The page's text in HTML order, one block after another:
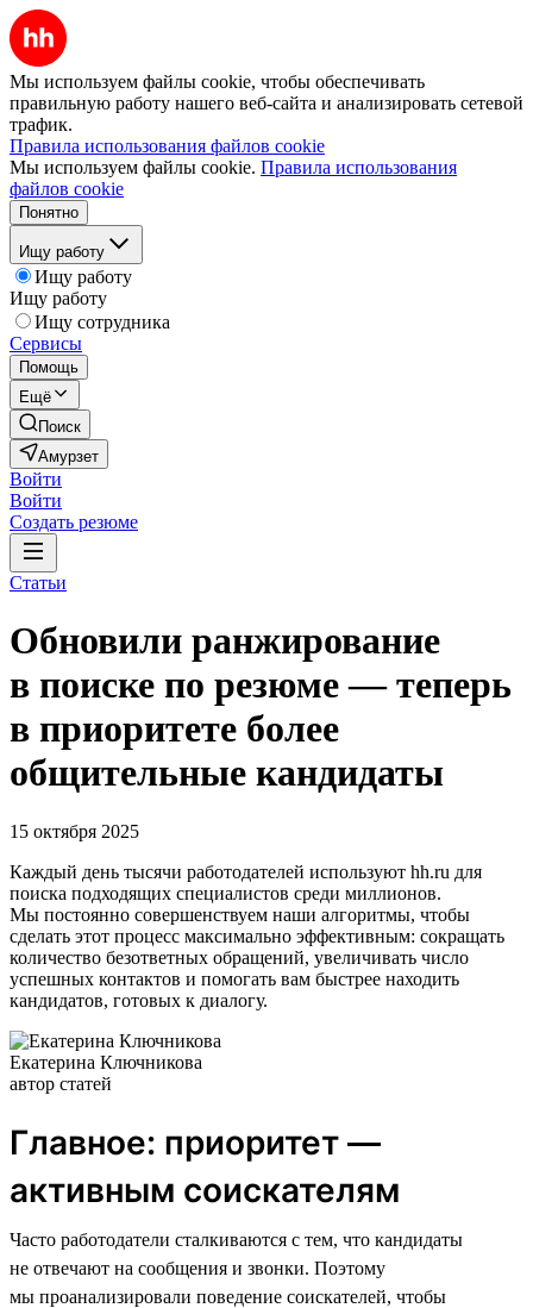
Мы используем файлы cookie, чтобы обеспечивать
правильную работу нашего веб-сайта и анализировать сетевой
трафик.
Правила использования файлов cookie
Мы используем файлы cookie. Правила использования
файлов cookie
Понятно
Ищу работу
Ищу работу
Ищу работу
Ищу сотрудника
Сервисы
Помощь
Ещё
Поиск
Амурзет
Войти
Войти
Создать резюме
Статьи
Обновили ранжирование
в поиске по резюме — теперь
в приоритете более
общительные кандидаты
15 октября 2025
Каждый день тысячи работодателей используют hh.ru для
поиска подходящих специалистов среди миллионов.
Мы постоянно совершенствуем наши алгоритмы, чтобы
сделать этот процесс максимально эффективным: сокращать
количество безответных обращений, увеличивать число
успешных контактов и помогать вам быстрее находить
кандидатов, готовых к диалогу.
Екатерина Ключникова
автор статей
Главное: приоритет —
активным соискателям
Часто работодатели сталкиваются с тем, что кандидаты
не отвечают на сообщения и звонки. Поэтому
мы проанализировали поведение соискателей, чтобы